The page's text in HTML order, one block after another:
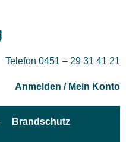
Telefon 0451 – 29 31 41 21
Anmelden / Mein Konto
Brandschutz